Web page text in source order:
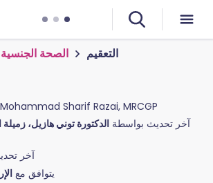
الصحة الجنسية التعقيم
Sharif Razai, MRCGP
آخر تحديث بواسطة الدكتورة توني هازيل، زميلة
آخر
يتوافق مع